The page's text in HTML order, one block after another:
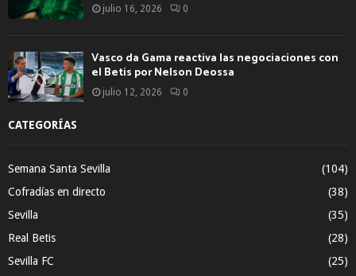
julio 16, 2026 0
Vasco da Gama reactiva las negociaciones con
el Betis por Nelson Deossa
julio 12, 2026 0
CATEGORÍAS
Semana Santa Sevilla
(104)
Cofradías en directo
(38)
Sevilla
(35)
Real Betis
(28)
Sevilla FC
(25)